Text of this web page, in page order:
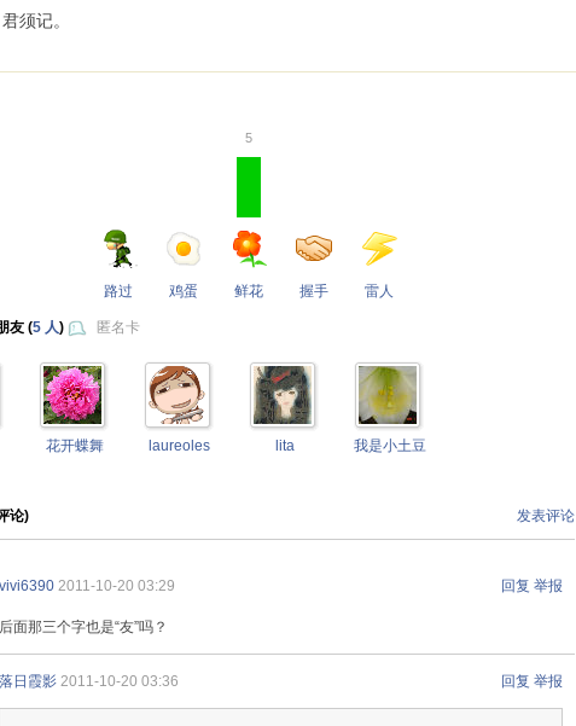
须记。
路过 鸡蛋
5
鲜花 握手 雷人
友 (5 人) 匿名卡
花开蝶舞 laureoles lita 我是小土豆
发表评论
论)
回复 举报
vivi6390 2011-10-20 03:29
后面那三个字也是“友”吗？
回复 举报
落日霞影 2011-10-20 03:36